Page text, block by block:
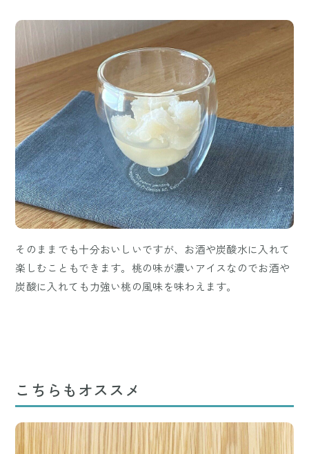
そのままでも十分おいしいですが、お酒や炭酸水に入れて
楽しむこともできます。桃の味が濃いアイスなのでお酒や
炭酸に入れても力強い桃の風味を味わえます。
こちらもオススメ